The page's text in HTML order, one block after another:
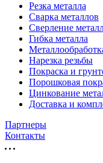
Резка металла
Сварка металлов
Сверление
Гибка металла
Нарезка резьбы
Покраска и
Порошковая
Цинкование
Доставка и
Партнеры
Контакты